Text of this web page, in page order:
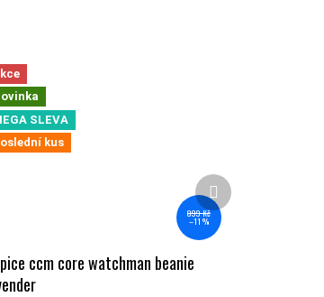
SLEVA
kus
899 Kč
–11 %
ccm core watchman beanie
Další produkt